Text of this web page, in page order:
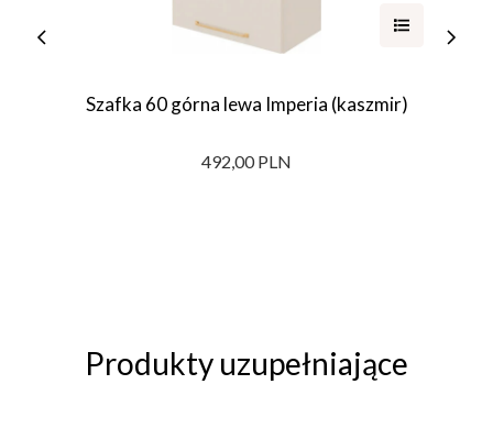
Szafka 60 górna lewa Imperia (kaszmir)
492,00 PLN
Produkty uzupełniające